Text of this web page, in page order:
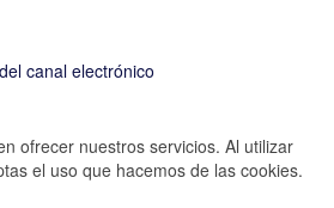
canal electrónico
ofrecer nuestros servicios. Al utilizar
el uso que hacemos de las cookies.